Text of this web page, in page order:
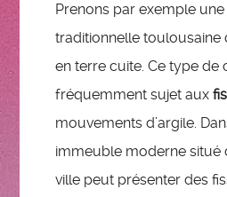
Prenons par exemple
traditionnelle toulousaine
en terre cuite. Ce type de
fréquemment sujet aux
mouvements d’argile.
immeuble moderne situé
ville peut présenter des